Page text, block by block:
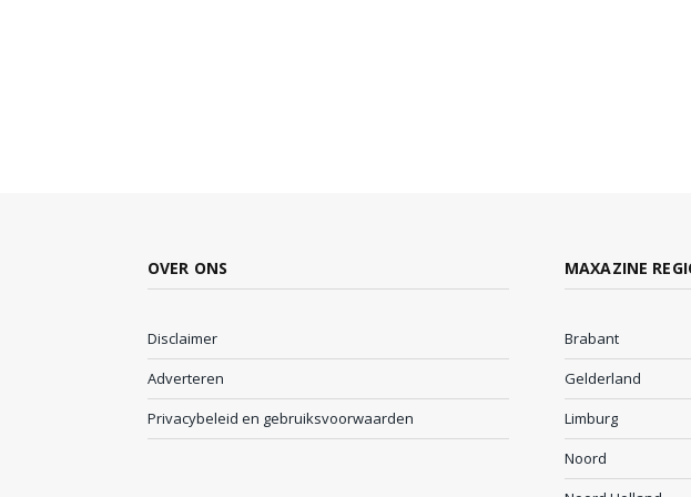
OVER ONS
Disclaimer
Adverteren
Privacybeleid en gebruiksvoorwaarden
MAXAZINE
Brabant
Gelderland
Limburg
Noord